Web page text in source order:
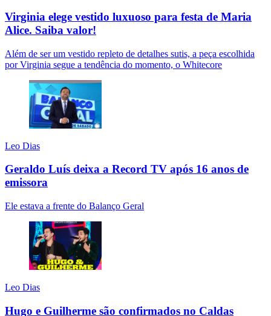
Virginia elege vestido luxuoso para festa de Maria
Alice. Saiba valor!
Além de ser um vestido repleto de detalhes sutis, a peça escolhida
por Virginia segue a tendência do momento, o Whitecore
Leo Dias
Geraldo Luís deixa a Record TV após 16 anos de
emissora
Ele estava a frente do Balanço Geral
Leo Dias
Hugo e Guilherme são confirmados no Caldas